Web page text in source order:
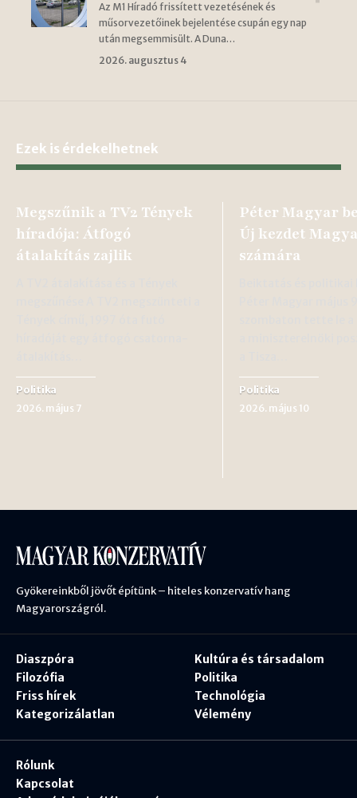
Az M1 Híradó frissített vezetésének és
műsorvezetőinek bejelentése csupán egy nap
után megsemmisült. A Duna…
2026. augusztus 4
Ezek is érdekelhetnek
Megszűnik a TV2 Tények
híradója: Átfogó
átalakítás zajlik
Politika
2026. május 7
Péter Magyar
Új kezdet
számára
Politika
2026. május 10
Gyökereinkből jövőt építünk – hiteles konzervatív hang
Magyarországról.
Diaszpóra
Filozófia
Friss hírek
Kategorizálatlan
Kultúra és társadalom
Politika
Technológia
Vélemény
Rólunk
Kapcsolat